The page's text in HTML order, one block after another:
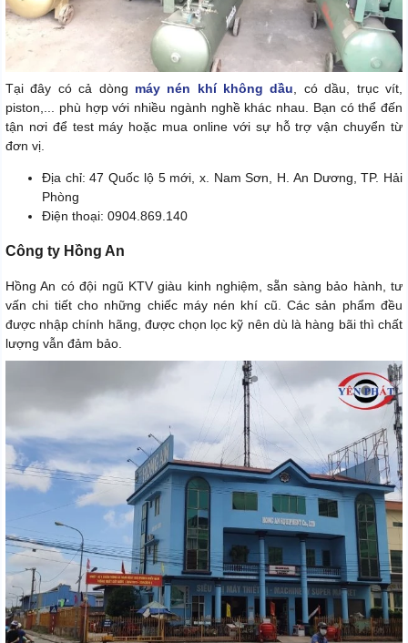
Tại đây có cả dòng máy nén khí không dầu, có dầu, trục vít,
piston,... phù hợp với nhiều ngành nghề khác nhau. Bạn có thể đến
tận nơi để test máy hoặc mua online với sự hỗ trợ vận chuyển từ
đơn vị.
Địa chỉ: 47 Quốc lộ 5 mới, x. Nam Sơn, H. An Dương, TP. Hải
Phòng
Điện thoại: 0904.869.140
Công ty Hồng An
Hồng An có đội ngũ KTV giàu kinh nghiệm, sẵn sàng bảo hành, tư
vấn chi tiết cho những chiếc máy nén khí cũ. Các sản phẩm đều
được nhập chính hãng, được chọn lọc kỹ nên dù là hàng bãi thì chất
lượng vẫn đảm bảo.